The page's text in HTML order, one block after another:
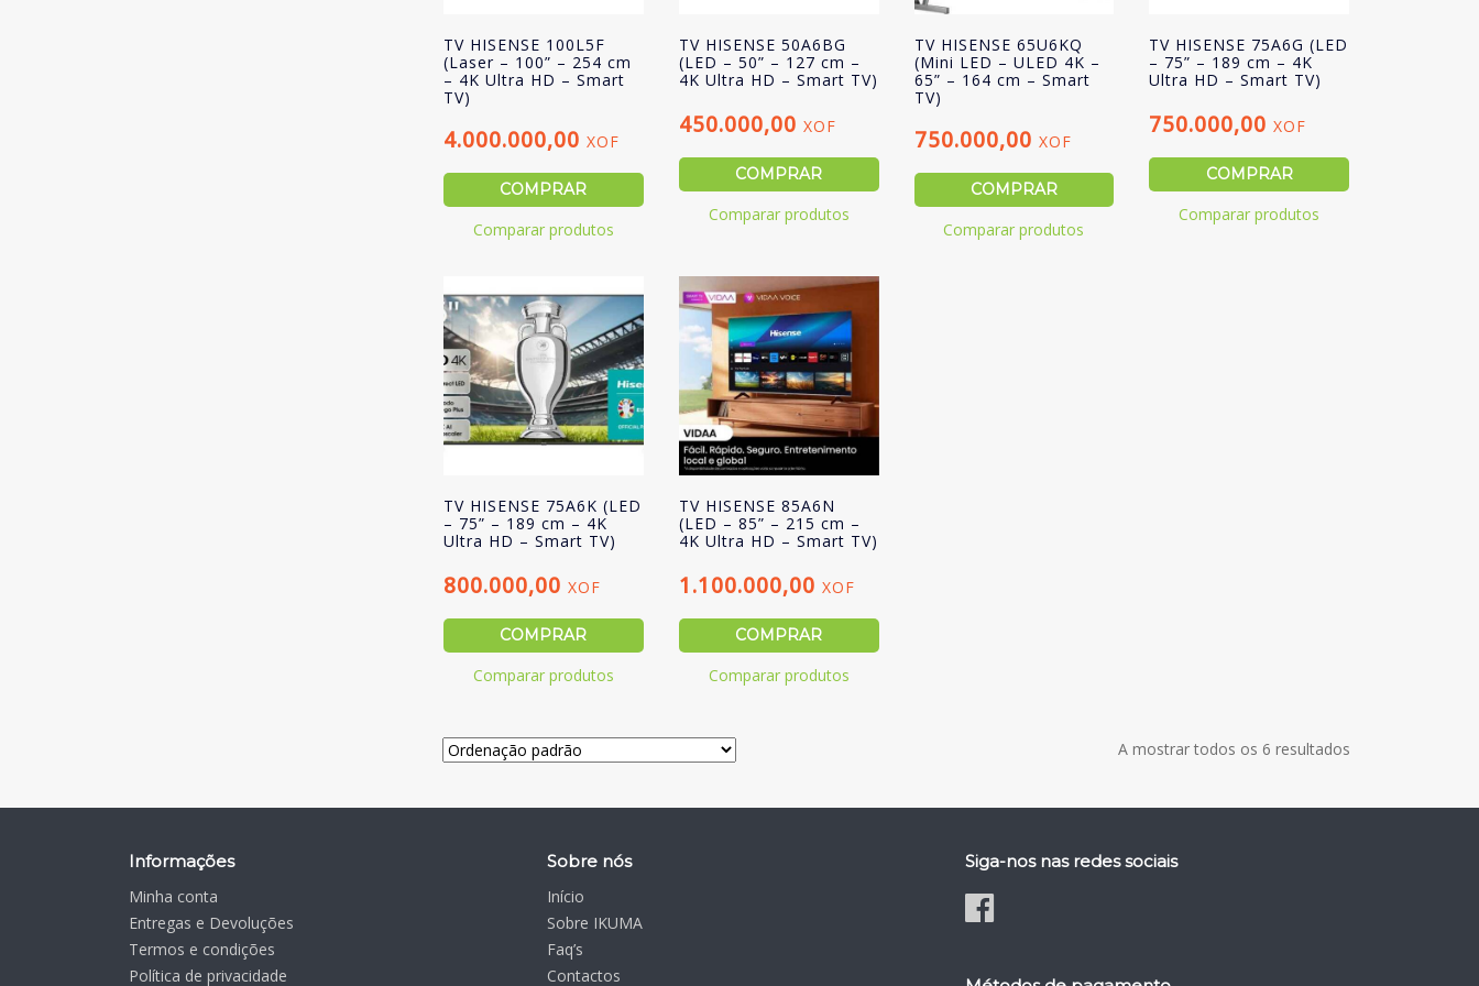
TV HISENSE 100L5F
(Laser – 100” – 254 cm
– 4K Ultra HD – Smart
TV)
4.000.000,00 XOF
COMPRAR
Comparar produtos
TV HISENSE 50A6BG
(LED – 50” – 127 cm –
4K Ultra HD – Smart TV)
450.000,00 XOF
COMPRAR
Comparar produtos
TV HISENSE 65U6KQ
(Mini LED – ULED 4K –
65” – 164 cm – Smart
TV)
750.000,00 XOF
COMPRAR
Comparar produtos
TV HISENSE 75A6G (LED
– 75” – 189 cm – 4K
Ultra HD – Smart TV)
750.000,00XOF
COMPRAR
Comparar produtos
TV HISENSE 75A6K (LED
– 75” – 189 cm – 4K
Ultra HD – Smart TV)
800.000,00 XOF
COMPRAR
Comparar produtos
TV HISENSE 85A6N
(LED – 85” – 215 cm –
4K Ultra HD – Smart TV)
1.100.000,00 XOF
COMPRAR
Comparar produtos
A mostrar todos os 6 resultados
Informações
Minha conta
Entregas e Devoluções
Termos e condições
Política de privacidade
Sobre nós
Início
Sobre IKUMA
Faq’s
Contactos
Siga-nos nas redes sociais